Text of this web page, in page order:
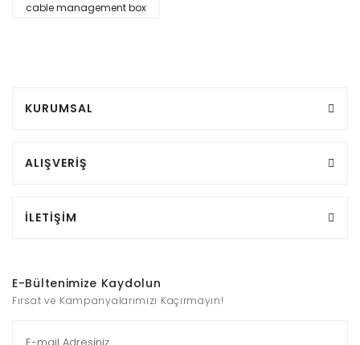
cable management box
KURUMSAL
ALIŞVERİŞ
İLETİŞİM
E-Bültenimize Kaydolun
Fırsat ve Kampanyalarımızı Kaçırmayın!